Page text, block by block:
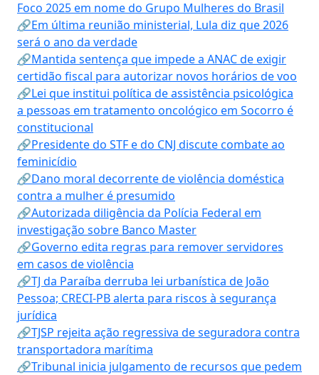
Foco 2025 em nome do Grupo Mulheres do Brasil
🔗Em última reunião ministerial, Lula diz que 2026
será o ano da verdade
🔗Mantida sentença que impede a ANAC de exigir
certidão fiscal para autorizar novos horários de voo
🔗Lei que institui política de assistência psicológica
a pessoas em tratamento oncológico em Socorro é
constitucional
🔗Presidente do STF e do CNJ discute combate ao
feminicídio
🔗Dano moral decorrente de violência doméstica
contra a mulher é presumido
🔗Autorizada diligência da Polícia Federal em
investigação sobre Banco Master
🔗Governo edita regras para remover servidores
em casos de violência
🔗TJ da Paraíba derruba lei urbanística de João
Pessoa; CRECI-PB alerta para riscos à segurança
jurídica
🔗TJSP rejeita ação regressiva de seguradora contra
transportadora marítima
🔗Tribunal inicia julgamento de recursos que pedem